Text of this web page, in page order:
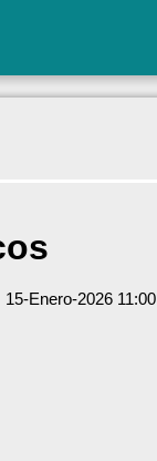
15-Enero-2026 11:00